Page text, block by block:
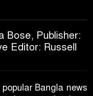
Bose, Publisher:
Editor: Russell
Bangla news